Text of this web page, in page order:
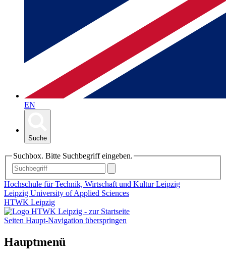
EN
Suche
Suchbox. Bitte Suchbegriff eingeben.
Hochschule für Technik, Wirtschaft und Kultur Leipzig
Leipzig University of Applied Sciences
HTWK Leipzig
Seiten Haupt-Navigation überspringen
Hauptmenü